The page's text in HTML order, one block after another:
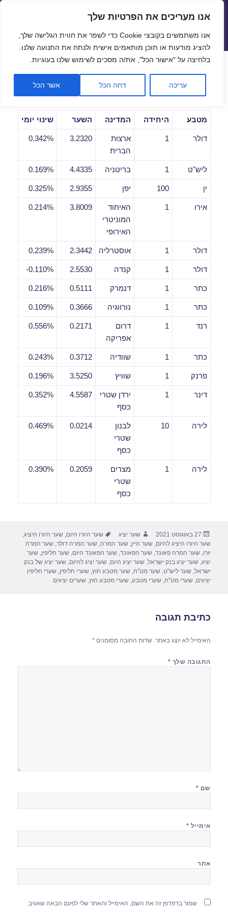
פתח
אנו מעריכים את הפרטיות שלך
אנו משתמשים בקובצי Cookie כדי לשפר את חווית הגלישה שלך,
להציג מודעות או תוכן מותאמים אישית ולנתח את התנועה שלנו.
בלחיצה על "אישור הכל", את/ה מסכים לשימוש שלנו בעוגיות.
עריכה דחה הכל אשר הכל
שערי חליפין יציגים – שער יציג
תפריטים
ווידג'טים
שערי חליפין יומיים לתאריך
27/08/2021
מטבע היחידה המדינה השער שינוי יומי
דולר 1
ארצות
הברית
3.2320
0.342%
ליש"ט 1 בריטניה 4.4335
0.169%
ין 100 יפן 2.9355
0.325%
אירו 1
האיחוד
המוניטרי
האירופי
3.8009
0.214%
דולר 1 אוסטרליה 2.3442
0.239%
דולר 1 קנדה 2.5530
0.110%-
כתר 1 דנמרק 0.5111
0.216%
כתר 1 נורווגיה 0.3666
0.109%
רנד 1
דרום
אפריקה
0.2171
0.556%
כתר 1 שוודיה 0.3712
0.243%
פרנק 1 שוויץ 3.5250
0.196%
דינר 1
ירדן שטרי
כסף
4.5587
0.352%
לירה 10
לבנון
שטרי
כסף
0.0214
0.469%
לירה 1
מצרים
שטרי
כסף
0.2059
0.390%
פורסם
בתאריך
27 באוגוסט 2021 מחבר
שער יציג תגיות
שער היורו היום,שער היורו היציג,
שער היורו היציג להיום,שער היין,שער המרה,שער המרה דולר,שער המרה
יורו,שער המרה פאונד,שער הפאונד,שער הפאונד היום,שער חליפין,שער
יציג,שער יציג בנק ישראל,שער יציג היום,שער יציג להיום,שער יציג של בנק
ישראל,שער ליש"ט,שער מט"ח,שער מטבע חוץ,שערי חליפין,שערי חליפין
יציגים,שערי מט"ח,שערי מטבע,שערי מטבע חוץ,שערים יציגים
כתיבת תגובה
האימייל לא יוצג באתר. שדות החובה מסומנים*
התגובה שלך *
שם *
אימייל *
אתר
שמור בדפדפן זה את השם, האימייל והאתר שלי לפעם הבאה שאגיב.